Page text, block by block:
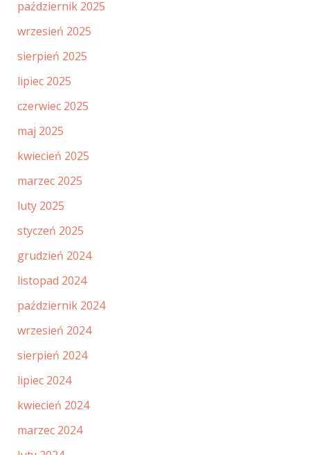
październik 2025
wrzesień 2025
sierpień 2025
lipiec 2025
czerwiec 2025
maj 2025
kwiecień 2025
marzec 2025
luty 2025
styczeń 2025
grudzień 2024
listopad 2024
październik 2024
wrzesień 2024
sierpień 2024
lipiec 2024
kwiecień 2024
marzec 2024